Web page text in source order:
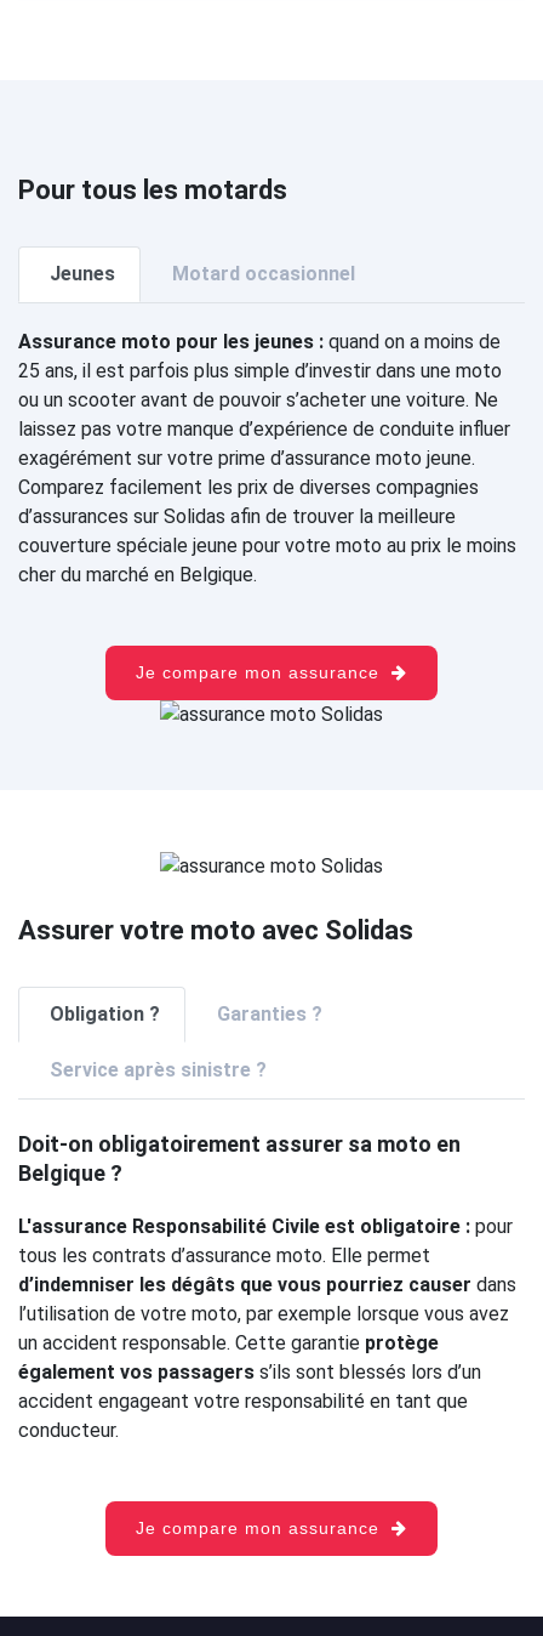
Pour tous les motards
Jeunes Motard occasionnel
Assurance moto pour les jeunes : quand on a moins de
25 ans, il est parfois plus simple d’investir dans une moto
ou un scooter avant de pouvoir s’acheter une voiture. Ne
laissez pas votre manque d’expérience de conduite influer
exagérément sur votre prime d’assurance moto jeune.
Comparez facilement les prix de diverses compagnies
d’assurances sur Solidas afin de trouver la meilleure
couverture spéciale jeune pour votre moto au prix le moins
cher du marché en Belgique.
Je compare mon assurance
Assurer votre moto avec Solidas
Obligation ? Garanties ?
Service après sinistre ?
Doit-on obligatoirement assurer sa moto en
Belgique ?
L'assurance Responsabilité Civile est obligatoire : pour
tous les contrats d’assurance moto. Elle permet
d’indemniser les dégâts que vous pourriez causer dans
l’utilisation de votre moto, par exemple lorsque vous avez
un accident responsable. Cette garantie protège
également vos passagers s’ils sont blessés lors d’un
accident engageant votre responsabilité en tant que
conducteur.
Je compare mon assurance